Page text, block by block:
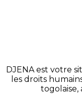
DJENA est votre
les droits
togolaise,